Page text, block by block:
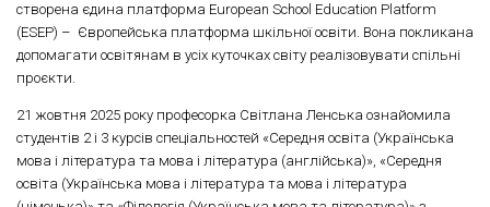
створена єдина платформа European School Education Platform
(ESEP) – Європейська платформа шкільної освіти. Вона покликана
допомагати освітянам в усіх куточках світу реалізовувати спільні
проєкти.
21 жовтня 2025 року професорка Світлана Ленська ознайомила
студентів 2 і 3 курсів спеціальностей «Середня освіта (Українська
мова і література та мова і література (англійська)», «Середня
освіта (Українська мова і література та мова і література